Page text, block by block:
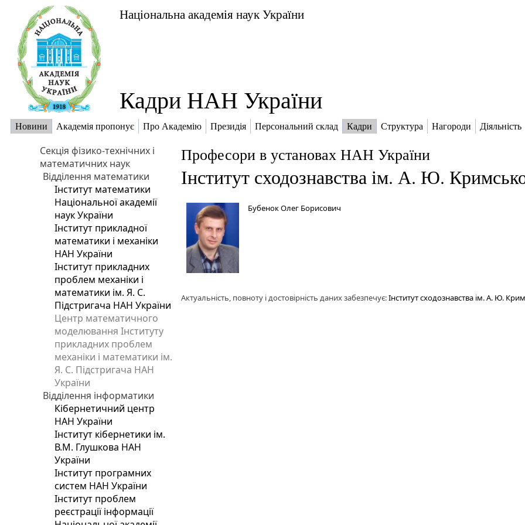
Національна академія наук України
Кадри НАН України
Новини Академія пропонує Про Академію Президія Персональний склад Кадри Структура Нагороди Діяльність
Секція фізико-технічних і
математичних наук
Відділення математики
Інститут математики
Національної академії
наук України
Інститут прикладної
математики і механіки
НАН України
Інститут прикладних
проблем механіки і
математики ім. Я. С.
Підстригача НАН України
Центр математичного
моделювання Інституту
прикладних проблем
механіки і математики ім.
Я. С. Підстригача НАН
України
Відділення інформатики
Кібернетичний центр
НАН України
Інститут кібернетики ім.
В.М. Глушкова НАН
України
Інститут програмних
систем НАН України
Інститут проблем
реєстрації інформації
Професори в установах НАН України
Інститут сходознавства ім. А. Ю.
Бубенок Олег Борисович
Актуальність, повноту і достовірність даних забезпечує:Інститут сходознавства ім. А. Ю.